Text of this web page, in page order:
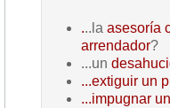
...la asesoría
arrendador?
...un
...extiguir un
...impugnar